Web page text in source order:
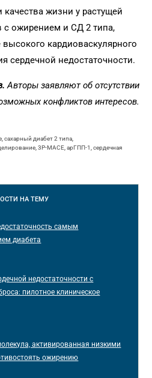
качества жизни у растущей
с ожирением и СД 2 типа,
высокого кардиоваскулярного
сердечной недостаточности.
Авторы заявляют об отсутствии
конфликтов интересов.
диабет 2 типа,
3P-MACE, арГПП-1, сердечная
НА ТЕМУ
самым
диабета
недостаточности с
пилотное клиническое
активированная низкими
ожирению